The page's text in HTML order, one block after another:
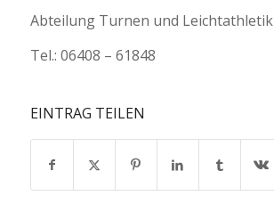
Abteilung Turnen und Leichtathletik
Tel.: 06408 – 61848
EINTRAG TEILEN